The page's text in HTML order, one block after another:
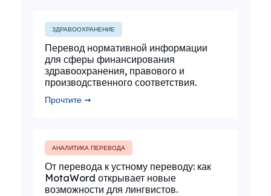
ЗДРАВООХРАНЕНИЕ
Перевод нормативной информации
для сферы финансирования
здравоохранения, правового и
производственного соответствия.
Прочтите ➞
АНАЛИТИКА ПЕРЕВОДА
От перевода к устному переводу: как
MotaWord открывает новые
возможности для лингвистов.